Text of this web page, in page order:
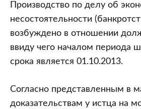
Производство по делу об
несостоятельности
возбуждено в отношении
ввиду чего началом периода
срока является 01.10.2013.
Согласно представленным в
доказательствам у истца на